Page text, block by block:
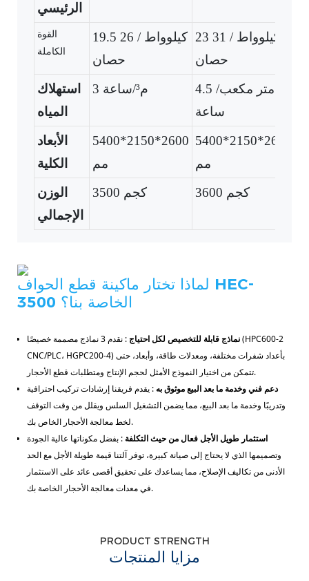
الرئيسي
القوة
الكاملة
19.5 كيلوواط / 26
حصان
23 كيلوواط / 31
حصان
استهلاك
المياه
3 م³/ساعة
4.5 متر مكعب/
ساعة
الأبعاد
الكلية
5400*2150*2600
مم
5400*2150*2600
مم
الوزن
الإجمالي
3500 كجم 3600 كجم
لماذا تختار ماكينة قطع الحواف HEC-
3500 الخاصة بنا؟
نماذج قابلة للتخصيص لكل احتياج
: نقدم 3 نماذج مصممة خصيصًا (HPC600-2
CNC/PLC، HGPC200-4) بأعداد شفرات مختلفة، ومعدلات طاقة، وأبعاد، حتى
تتمكن من اختيار النموذج الأمثل لحجم الإنتاج ومتطلبات قطع الأحجار.
دعم فني وخدمة ما بعد البيع موثوق به : يقدم فريقنا إرشادات تركيب احترافية
وتدريبًا وخدمة ما بعد البيع، مما يضمن التشغيل السلس ويقلل من وقت التوقف
لخط معالجة الأحجار الخاص بك.
استثمار طويل الأجل فعال من حيث التكلفة : بفضل مكوناتها عالية الجودة
وتصميمها الذي لا يحتاج إلى صيانة كبيرة، توفر آلتنا قيمة طويلة الأجل مع الحد
الأدنى من تكاليف الإصلاح، مما يساعدك على تحقيق أقصى عائد على الاستثمار
في معدات معالجة الأحجار الخاصة بك.
PRODUCT STRENGTH
مزايا المنتجات